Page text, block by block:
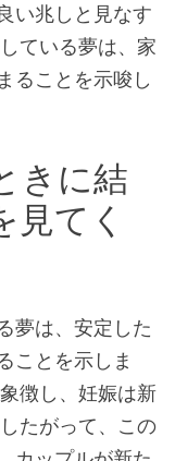
い兆しと見なす
ている夢は、家
ることを示唆し
きに結
見てく
夢は、安定した
ことを示しま
徴し、妊娠は新
たがって、この